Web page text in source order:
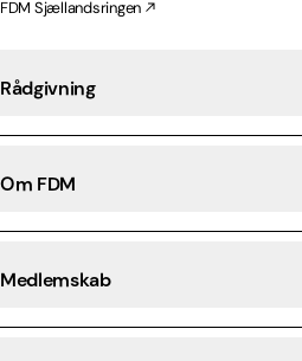
FDM Sjællandsringen
Rådgivning
Om FDM
Medlemskab